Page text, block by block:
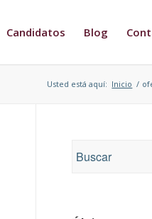
Candidatos Blog
Usted está aquí: Inicio /